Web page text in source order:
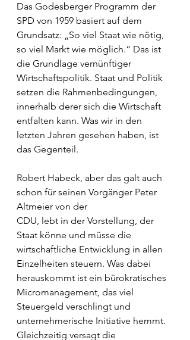
Das Godesberger Programm der
SPD von 1959 basiert auf dem
Grundsatz: „So viel Staat wie nötig,
so viel Markt wie möglich.“ Das ist
die Grundlage vernünftiger
Wirtschaftspolitik. Staat und Politik
setzen die Rahmenbedingungen,
innerhalb derer sich die Wirtschaft
entfalten kann. Was wir in den
letzten Jahren gesehen haben, ist
das Gegenteil.
Robert Habeck, aber das galt auch
schon für seinen Vorgänger Peter
Altmeier von der
CDU, lebt in der Vorstellung, der
Staat könne und müsse die
wirtschaftliche Entwicklung in allen
Einzelheiten steuern. Was dabei
herauskommt ist ein bürokratisches
Micromanagement, das viel
Steuergeld verschlingt und
unternehmerische Initiative hemmt.
Gleichzeitig versagt die